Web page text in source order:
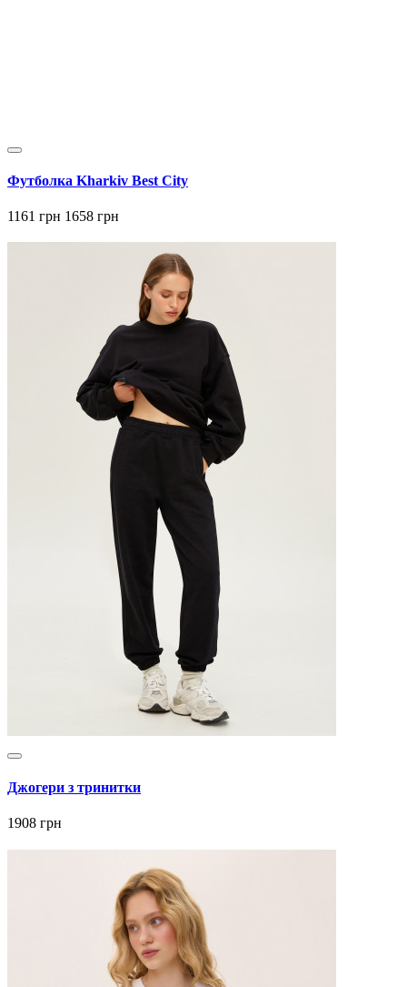
Футболка Kharkiv Best City
1161 грн 1658 грн
Джогери з тринитки
1908 грн